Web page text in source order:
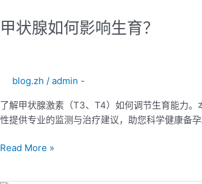
甲状腺如何影响生育？
blog.zh / admin -
了解甲状腺激素（T3、T4）如何调节生育能力
性提供专业的监测与治疗建议，助您科学健康备孕
腺
如
育？
Read More »